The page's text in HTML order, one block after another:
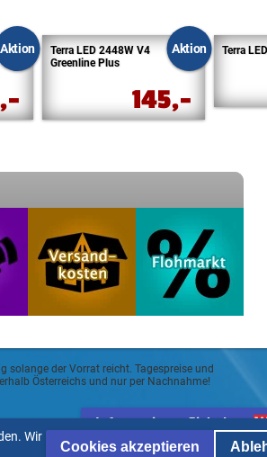
Aktion Aktion
Terra LED 2448W V4
Greenline Plus
145,-
Terra
solange der Vorrat reicht. Tagespreise und
Österreichs und nur per Nachnahme!
Informationspflicht lt.
ECG und Mediengesetz
Wir
Cookies akzeptieren